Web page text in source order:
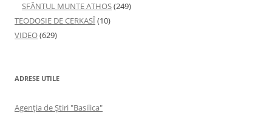
SFÂNTUL MUNTE ATHOS(249)
TEODOSIE DE CERKASÎ(10)
VIDEO(629)
ADRESE UTILE
Agenţia de Ştiri "Basilica"